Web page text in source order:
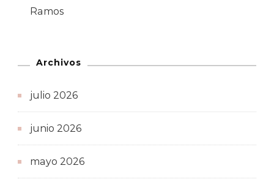
Ramos
Archivos
julio 2026
junio 2026
mayo 2026